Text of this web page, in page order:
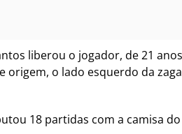
liberou o jogador, de 21
o lado esquerdo da
18 partidas com a camisa do